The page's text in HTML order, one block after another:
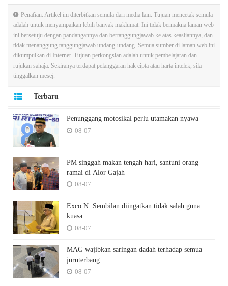
Penafian: Artikel ini diterbitkan semula dari media lain. Tujuan mencetak semula
adalah untuk menyampaikan lebih banyak maklumat. Ini tidak bermakna laman web
ini bersetuju dengan pandangannya dan bertanggungjawab ke atas keasliannya, dan
tidak menanggung tanggungjawab undang-undang. Semua sumber di laman web ini
dikumpulkan di Internet. Tujuan perkongsian adalah untuk pembelajaran dan
rujukan sahaja. Sekiranya terdapat pelanggaran hak cipta atau harta intelek, sila
tinggalkan mesej.
Terbaru
Penunggang motosikal perlu utamakan nyawa
08-07
PM singgah makan tengah hari, santuni orang
ramai di Alor Gajah
08-07
Exco N. Sembilan diingatkan tidak salah guna
kuasa
08-07
MAG wajibkan saringan dadah terhadap semua
juruterbang
08-07